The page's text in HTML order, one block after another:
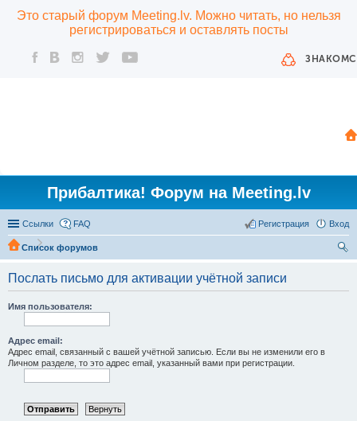
Это старый форум Meeting.lv. Можно читать, но нельзя
регистрироваться и оставлять посты
Прибалтика! Форум на Meeting.lv
Ссылки FAQ Вход
Регистрация
Список форумов
Послать письмо для активации учётной записи
Имя пользователя:
Адрес email:
Адрес email, связанный с вашей учётной записью. Если вы не изменили его в
Личном разделе, то это адрес email, указанный вами при регистрации.